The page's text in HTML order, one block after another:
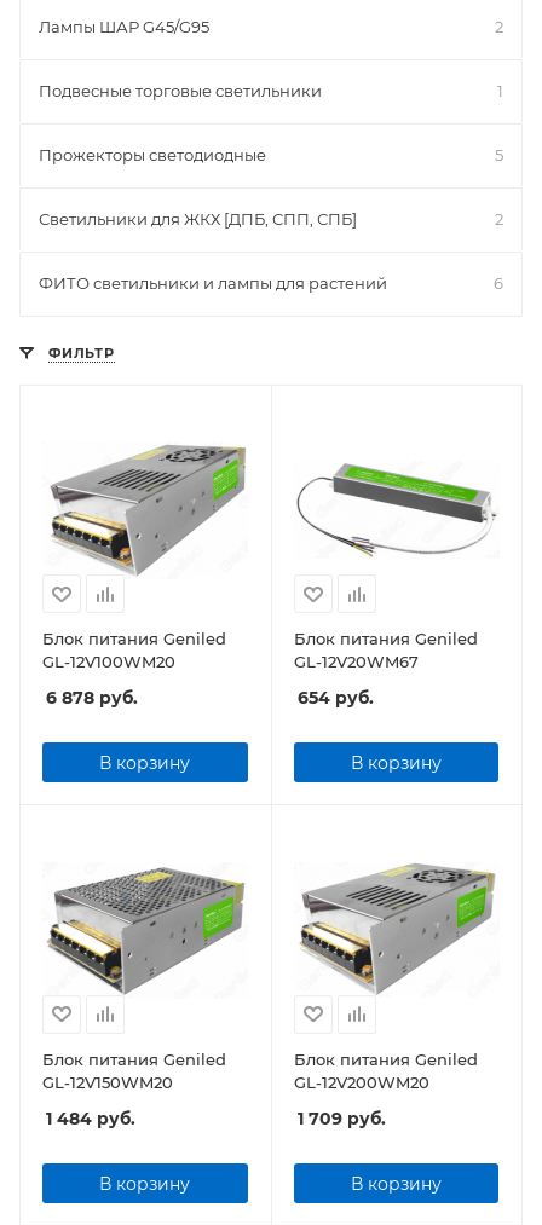
Лампы ШАР G45/G95 2
Подвесные торговые светильники 1
Прожекторы светодиодные 5
Светильники для ЖКХ [ДПБ, СПП, СПБ] 2
ФИТО светильники и лампы для растений 6
ФИЛЬТР
Блок питания Geniled
GL-12V100WM20
6 878 руб.
В корзину
Блок питания Geniled
GL-12V20WM67
654руб.
В корзину
Блок питания Geniled
GL-12V150WM20
1 484 руб.
В корзину
Блок питания Geniled
GL-12V200WM20
1 709руб.
В корзину